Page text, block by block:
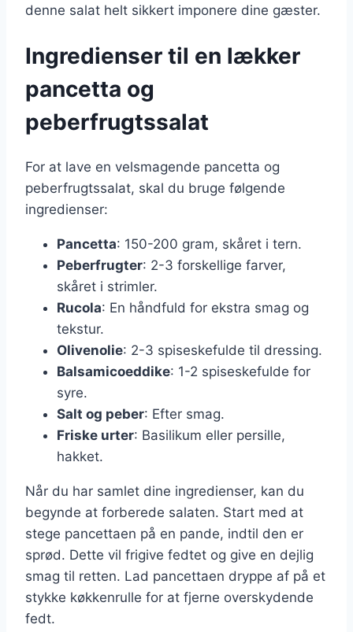
denne salat helt sikkert imponere dine gæster.
Ingredienser til en lækker
pancetta og
peberfrugtssalat
For at lave en velsmagende pancetta og
peberfrugtssalat, skal du bruge følgende
ingredienser:
Pancetta: 150-200 gram, skåret i tern.
Peberfrugter: 2-3 forskellige farver,
skåret i strimler.
Rucola: En håndfuld for ekstra smag og
tekstur.
Olivenolie: 2-3 spiseskefulde til dressing.
Balsamicoeddike: 1-2 spiseskefulde for
syre.
Salt og peber: Efter smag.
Friske urter: Basilikum eller persille,
hakket.
Når du har samlet dine ingredienser, kan du
begynde at forberede salaten. Start med at
stege pancettaen på en pande, indtil den er
sprød. Dette vil frigive fedtet og give en dejlig
smag til retten. Lad pancettaen dryppe af på et
stykke køkkenrulle for at fjerne overskydende
fedt.